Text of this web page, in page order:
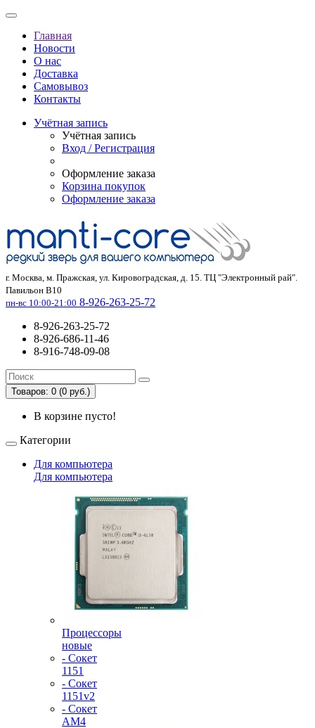
Главная
Новости
О нас
Доставка
Самовывоз
Контакты
Учётная запись
Учётная запись
Вход / Регистрация
Оформление заказа
Корзина покупок
Оформление заказа
г. Москва, м. Пражская, ул. Кировоградская, д. 15. ТЦ "Электронный рай".
Павильон В10
пн-вс 10:00-21:00 8-926-263-25-72
8-926-263-25-72
8-926-686-11-46
8-916-748-09-08
Товаров: 0 (0 руб.)
В корзине пусто!
Категории
Для компьютера
Для компьютера
Процессоры
новые
- Сокет
1151
- Сокет
1151v2
- Сокет
AM4